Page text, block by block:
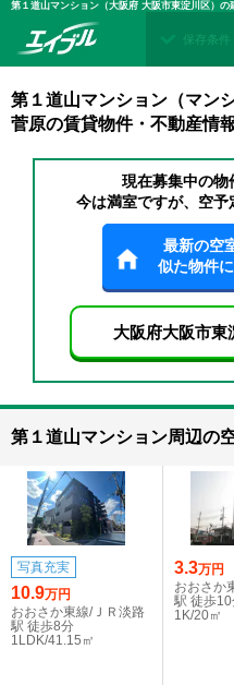
第１道山マンション（大阪府 大阪市東淀川区）
保存条件
第１道山マンション（マン
菅原の賃貸物件・不動産情
現在募集中の物
今は満室ですが、空予
最新の空
似た物件
大阪府大阪市東
第１道山マンション周辺の
写真充実
10.9万円
おおさか東線/ＪＲ淡路
駅 徒歩8分
1LDK/41.15㎡
3.3万円
おおさか
駅 徒歩
1K/20㎡